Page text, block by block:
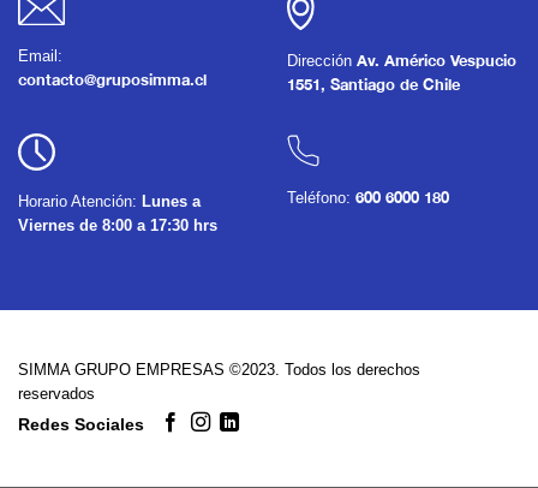
Email:
contacto@gruposimma.cl
Dirección Av. Américo Vespucio
1551, Santiago de Chile
Horario Atención: Lunes a
Viernes de 8:00 a 17:30 hrs
Teléfono: 600 6000 180
SIMMA GRUPO EMPRESAS ©2023. Todos los derechos
reservados
Redes Sociales